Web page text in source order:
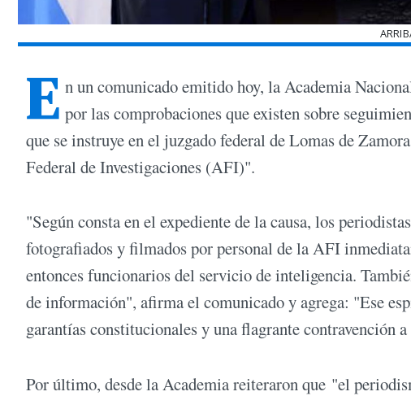
E n un comunicado emitido hoy, la Academia
por las comprobaciones que existen sobre
que se instruye en el juzgado federal de Lomas de
Federal de Investigaciones (AFI)".
"Según consta en el expediente de la causa, los
fotografiados y filmados por personal de la AFI
entonces funcionarios del servicio de inteligencia.
de información", afirma el comunicado y agrega: "Ese
garantías constitucionales y una flagrante contravención
Por último, desde la Academia reiteraron que "el